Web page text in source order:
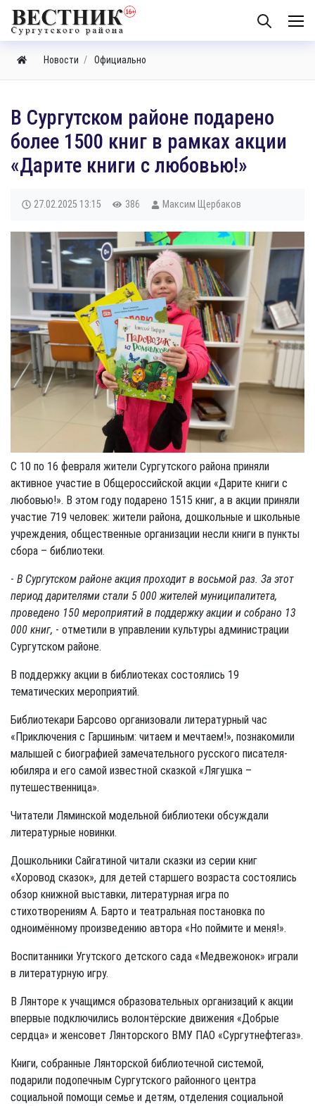
Новости Официально
В Сургутском районе подарено
более 1500 книг в рамках акции
«Дарите книги с любовью!»
27.02.2025 13:15 386 Максим Щербаков
С 10 по 16 февраля жители Сургутского района приняли
активное участие в Общероссийской акции «Дарите книги с
любовью!». В этом году подарено 1515 книг, а в акции приняли
участие 719 человек: жители района, дошкольные и школьные
учреждения, общественные организации несли книги в пункты
сбора – библиотеки.
- В Сургутском районе акция проходит в восьмой раз. За этот
период дарителями стали 5 000 жителей муниципалитета,
проведено 150 мероприятий в поддержку акции и собрано 13
000 книг, - отметили в управлении культуры администрации
Сургутском районе.
В поддержку акции в библиотеках состоялись 19
тематических мероприятий.
Библиотекари Барсово организовали литературный час
«Приключения с Гаршиным: читаем и мечтаем!», познакомили
малышей с биографией замечательного русского писателя-
юбиляра и его самой известной сказкой «Лягушка –
путешественница».
Читатели Ляминской модельной библиотеки обсуждали
литературные новинки.
Дошкольники Сайгатиной читали сказки из серии книг
«Хоровод сказок», для детей старшего возраста состоялись
обзор книжной выставки, литературная игра по
стихотворениям А. Барто и театральная постановка по
одноимённому произведению автора «Но поймите и меня!».
Воспитанники Угутского детского сада «Медвежонок» играли
в литературную игру.
В Лянторе к учащимся образовательных организаций к акции
впервые подключились волонтёрские движения «Добрые
сердца» и женсовет Лянторского ВМУ ПАО «Сургутнефтегаз».
Книги, собранные Лянторской библиотечной системой,
подарили подопечным Сургутского районного центра
социальной помощи семье и детям, отделения социальной